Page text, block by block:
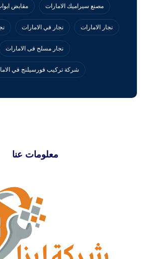
مصنع سيراميك الامارات مقابض
نجار الامارات نجار في الامارات
نجار مسلح فى الامارات
‏شركة تركيب فورسيلنج في
معلومات عنا